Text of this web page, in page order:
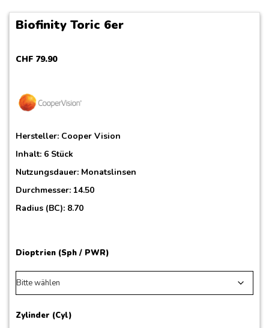
Biofinity Toric 6er
CHF 79.90
Hersteller: Cooper Vision
Inhalt: 6 Stück
Nutzungsdauer: Monatslinsen
Durchmesser: 14.50
Radius (BC): 8.70
Dioptrien (Sph / PWR)
Zylinder (Cyl)